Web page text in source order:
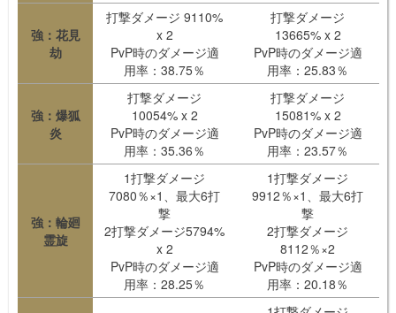
強：花見
劫
打撃ダメージ 9110%
x 2
PvP時のダメージ適
用率：38.75％
打撃ダメージ
13665% x 2
PvP時のダメージ適
用率：25.83％
強：爆狐
炎
打撃ダメージ
10054% x 2
PvP時のダメージ適
用率：35.36％
打撃ダメージ
15081% x 2
PvP時のダメージ適
用率：23.57％
強：輪廻
霊旋
1打撃ダメージ
7080％×1、最大6打
撃
2打撃ダメージ5794%
x 2
PvP時のダメージ適
用率：28.25％
1打撃ダメージ
9912％×1、最大6打
撃
2打撃ダメージ
8112％×2
PvP時のダメージ適
用率：20.18％